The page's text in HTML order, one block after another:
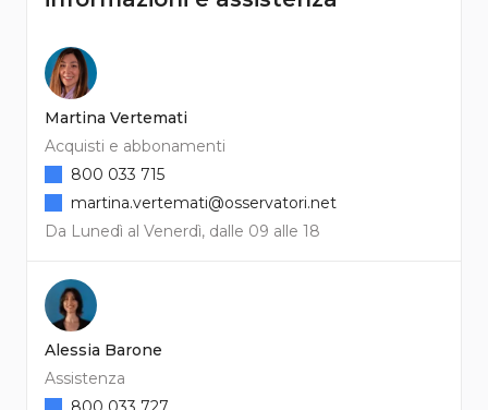
Martina Vertemati
Acquisti e abbonamenti
Da Lunedì al Venerdì, dalle 09 alle 18
800 033 715
martina.vertemati@osservatori.net
Alessia Barone
Assistenza